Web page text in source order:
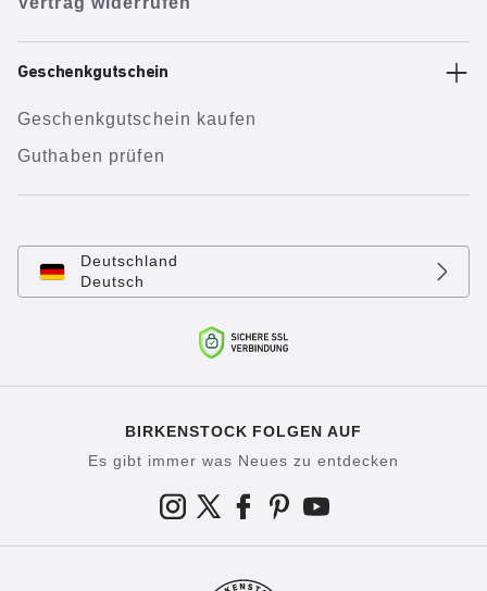
Geschenkgutschein
Geschenkgutschein kaufen
Guthaben prüfen
Deutschland
Deutsch
BIRKENSTOCK FOLGEN AUF
Es gibt immer was Neues zu entdecken